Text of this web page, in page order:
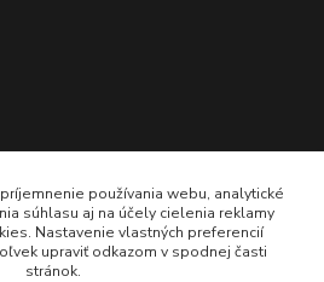
používania webu, analytické
súhlasu aj na účely cielenia reklamy
Nastavenie vlastných preferencií
upraviť odkazom v spodnej časti
stránok.